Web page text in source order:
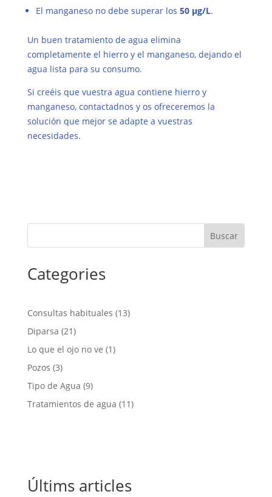
El manganeso no debe superar los 50 µg/L.
Un buen tratamiento de agua elimina
completamente el hierro y el manganeso, dejando el
agua lista para su consumo.
Si creéis que vuestra agua contiene hierro y
manganeso, contactadnos y os ofreceremos la
solución que mejor se adapte a vuestras
necesidades.
Buscar
Categories
Consultas habituales (13)
Diparsa (21)
Lo que el ojo no ve (1)
Pozos (3)
Tipo de Agua (9)
Tratamientos de agua (11)
Últims articles